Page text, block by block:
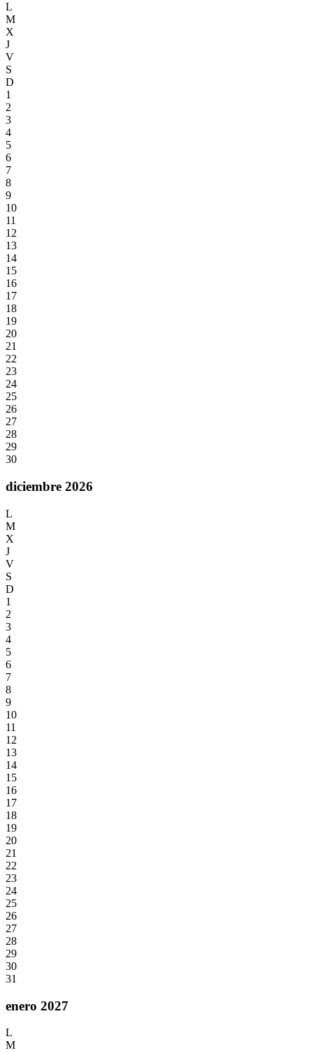
L
M
X
J
V
S
D
1
2
3
4
5
6
7
8
9
10
11
12
13
14
15
16
17
18
19
20
21
22
23
24
25
26
27
28
29
30
diciembre 2026
L
M
X
J
V
S
D
1
2
3
4
5
6
7
8
9
10
11
12
13
14
15
16
17
18
19
20
21
22
23
24
25
26
27
28
29
30
31
enero 2027
L
M